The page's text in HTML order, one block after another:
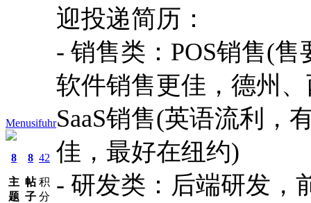
Menusifuhr
8
主
题
8
帖
子
42
积
分
迎投递简历：
- 销售类：POS销售(
软件销售更佳，德州
SaaS销售(英语流利，
佳，最好在纽约)
- 研发类：后端研发，